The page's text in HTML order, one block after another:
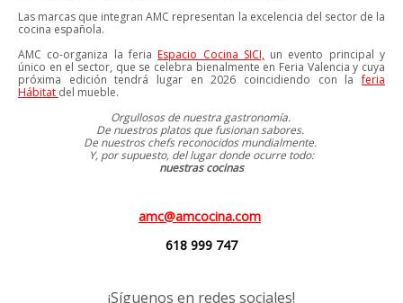
Las marcas que integran AMC representan la excelencia del sector de la
cocina española.
AMC co-organiza la feriaEspacio Cocina SICI,un evento principal y
único en el sector, que se celebra bienalmente en Feria Valencia y cuya
próxima edición tendrá lugar en 2026 coincidiendo con laferia
Hábitat del mueble.
Orgullosos de nuestra gastronomía.
De nuestros platos que fusionan sabores.
De nuestros chefs reconocidos mundialmente.
Y, por supuesto, del lugar donde ocurre todo:
nuestras cocinas
amc@amcocina.com
618 999 747
¡Síguenos en redes sociales!